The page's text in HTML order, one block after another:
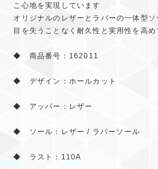
こ心地を実現しています
オリジナルのレザーとラバーの一体型
目を失うことなく耐久性と実用性を高め
◆ 商品番号：162011
◆ デザイン：ホールカット
◆ アッパー：レザー
◆ ソール：レザー / ラバーソール
◆ ラスト：110A